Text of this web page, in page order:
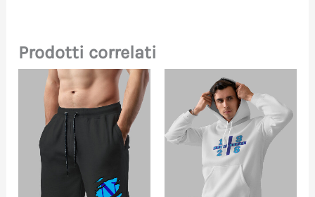
Prodotti correlati
Questo
ha